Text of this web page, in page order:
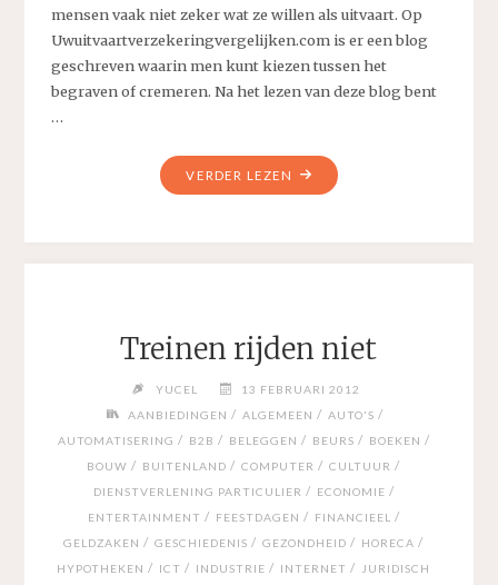
mensen vaak niet zeker wat ze willen als uitvaart. Op
Uwuitvaartverzekeringvergelijken.com is er een blog
geschreven waarin men kunt kiezen tussen het
begraven of cremeren. Na het lezen van deze blog bent
…
VERDER LEZEN "EEN
MOOIE
Treinen rijden niet
YUCEL
13 FEBRUARI 2012
AANBIEDINGEN / ALGEMEEN / AUTO'S /
AUTOMATISERING / B2B / BELEGGEN / BEURS / BOEKEN /
BOUW / BUITENLAND / COMPUTER / CULTUUR /
DIENSTVERLENING PARTICULIER / ECONOMIE /
ENTERTAINMENT / FEESTDAGEN / FINANCIEEL /
GELDZAKEN / GESCHIEDENIS / GEZONDHEID / HORECA /
HYPOTHEKEN / ICT / INDUSTRIE / INTERNET / JURIDISCH